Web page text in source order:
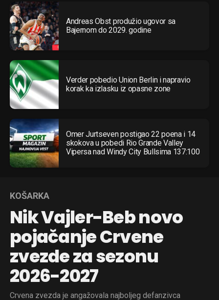
Andreas Obst produžio ugovor sa
Bajernom do 2029. godine
Verder pobedio Union Berlin i napravio
korak ka izlasku iz opasne zone
Omer Jurtseven postigao 22 poena i 14
skokova u pobedi Rio Grande Valley
Vipersa nad Windy City Bullsima 137:100
KOŠARKA
Nik Vajler-Beb novo
pojačanje Crvene
zvezde za sezonu
2026-2027
Crvena zvezda je angažovala najboljeg defanzivca